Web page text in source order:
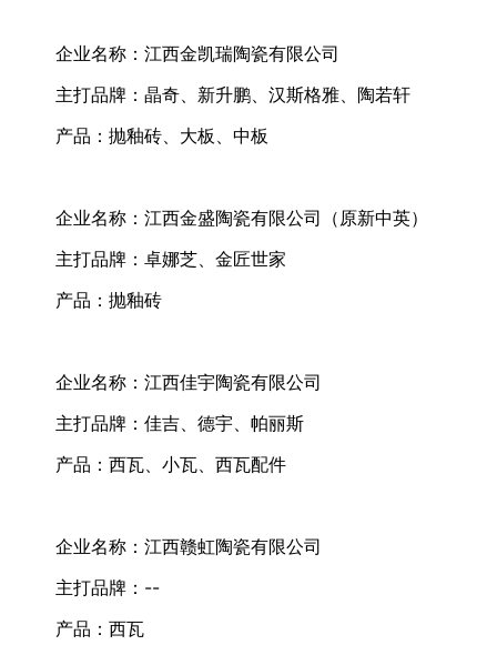
企业名称：江西金凯瑞陶瓷有限公司
主打品牌：晶奇、新升鹏、汉斯格雅、陶若轩
产品：抛釉砖、大板、中板
企业名称：江西金盛陶瓷有限公司（原新中英）
主打品牌：卓娜芝、金匠世家
产品：抛釉砖
企业名称：江西佳宇陶瓷有限公司
主打品牌：佳吉、德宇、帕丽斯
产品：西瓦、小瓦、西瓦配件
企业名称：江西赣虹陶瓷有限公司
主打品牌：--
产品：西瓦